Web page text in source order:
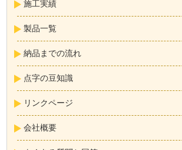
施工実績
製品一覧
納品までの流れ
点字の豆知識
リンクページ
会社概要